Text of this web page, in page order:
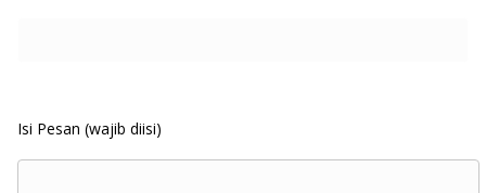
Isi Pesan (wajib diisi)